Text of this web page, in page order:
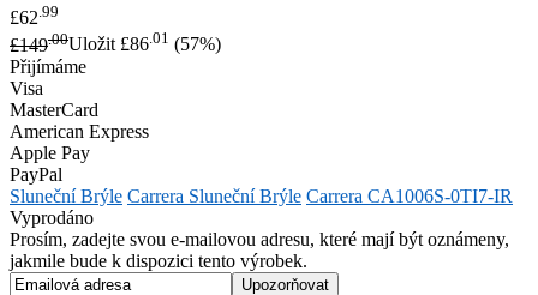
£62 .99
£149.00Uložit £86.01 (57%)
Přijímáme
Visa
MasterCard
American Express
Apple Pay
PayPal
Sluneční Brýle Carrera Sluneční Brýle Carrera CA1006S-0TI7-IR
Vyprodáno
Prosím, zadejte svou e-mailovou adresu, které mají být oznámeny,
jakmile bude k dispozici tento výrobek.